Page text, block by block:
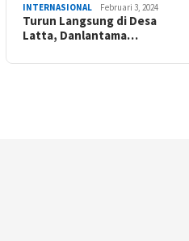
INTERNASIONAL
Februari 3, 2024
Turun Langsung di Desa
Latta, Danlantama…